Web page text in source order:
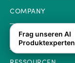
COMPANY
RECHTLICHES
Frag unseren AI
Produktexperten